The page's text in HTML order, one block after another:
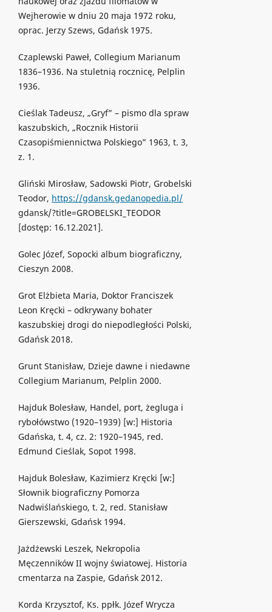
Wejherowie w dniu 20 maja 1972 roku,
oprac. Jerzy Szews, Gdańsk 1975.
Czaplewski Paweł, Collegium Marianum
1836–1936. Na stuletnią rocznicę, Pelplin
1936.
Cieślak Tadeusz, „Gryf” – pismo dla spraw
kaszubskich, „Rocznik Historii
Czasopiśmiennictwa Polskiego” 1963, t. 3,
z. 1.
Gliński Mirosław, Sadowski Piotr, Grobelski
Teodor, https://gdansk.gedanopedia.pl/
gdansk/?title=GROBELSKI_TEODOR
[dostęp: 16.12.2021].
Golec Józef, Sopocki album biograficzny,
Cieszyn 2008.
Grot Elżbieta Maria, Doktor Franciszek
Leon Kręcki – odkrywany bohater
kaszubskiej drogi do niepodległości Polski,
Gdańsk 2018.
Grunt Stanisław, Dzieje dawne i niedawne
Collegium Marianum, Pelplin 2000.
Hajduk Bolesław, Handel, port, żegluga i
rybołówstwo (1920–1939) [w:] Historia
Gdańska, t. 4, cz. 2: 1920–1945, red.
Edmund Cieślak, Sopot 1998.
Hajduk Bolesław, Kazimierz Kręcki [w:]
Słownik biograficzny Pomorza
Nadwiślańskiego, t. 2, red. Stanisław
Gierszewski, Gdańsk 1994.
Jażdżewski Leszek, Nekropolia
Męczenników II wojny światowej. Historia
cmentarza na Zaspie, Gdańsk 2012.
Korda Krzysztof, Ks. ppłk. Józef Wrycza